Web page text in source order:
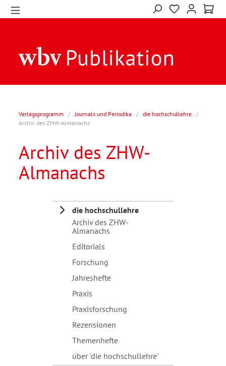
Verlagsprogramm / Journals und Periodika / die hochschullehre /
Archiv des ZHW-Almanachs
Archiv des ZHW-
Almanachs
die hochschullehre
Archiv des ZHW-
Almanachs
Editorials
Forschung
Jahreshefte
Praxis
Praxisforschung
Rezensionen
Themenhefte
über 'die hochschullehre'